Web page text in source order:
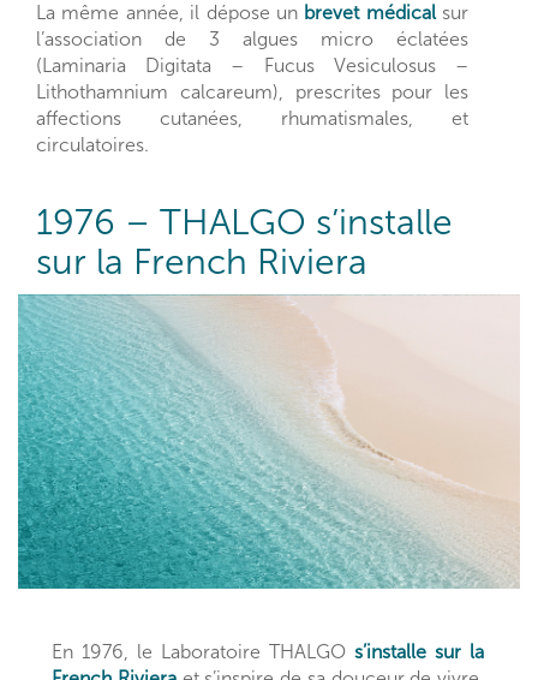
La même année, il dépose un brevet médicalsur
l’association de 3 algues micro éclatées
(Laminaria Digitata – Fucus Vesiculosus –
Lithothamnium calcareum), prescrites pour les
affections cutanées, rhumatismales, et
circulatoires.
1976 – THALGO s’installe
sur la French Riviera
En 1976, le Laboratoire THALGO s’installe sur la